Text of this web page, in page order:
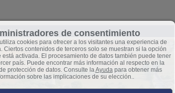
Küste de consentimiento
cookies para ofrecer a los visitantes una experiencia de
Ciertos contenidos de terceros solo se muestran si la opción
está activada. El procesamiento de datos también puede tener
país. Puede encontrar más información al respecto en la
protección de datos. Consulte la Ayuda para obtener más
sobre las implicaciones de su elección..